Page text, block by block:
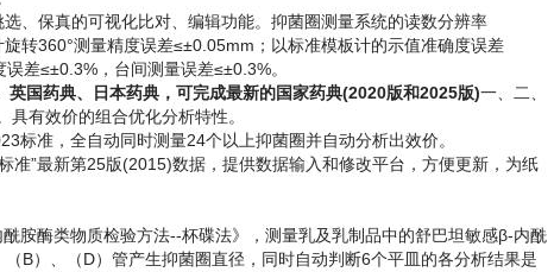
、保真的可视化比对、编辑功能。抑菌圈测量系统的读数分辨率
转360°测量精度误差≤±0.05mm；以标准模板计的示值准确度误差
差≤±0.3%，台间测量误差≤±0.3%。
英国药典、日本药典，可完成最新的国家药典(2020版和2025版)一、二、
有效价的组合优化分析特性。
标准，全自动同时测量24个以上抑菌圈并自动分析出效价。
准”最新第25版(2015)数据，提供数据输入和修改平台，方便更新，为纸
胺酶类物质检验方法--杯碟法》，测量乳及乳制品中的舒巴坦敏感β-内酰
B）、（D）管产生抑菌圈直径，同时自动判断6个平皿的各分析结果是